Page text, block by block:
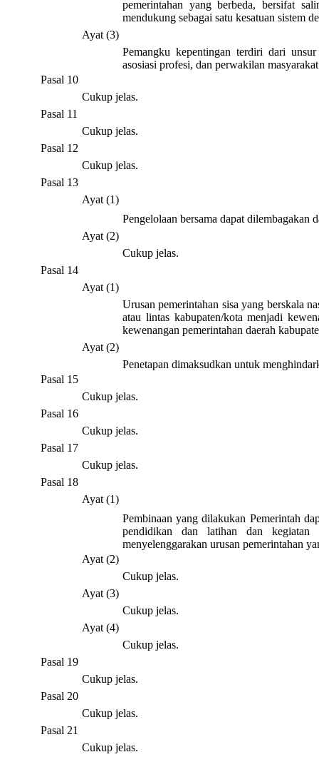
pemerintahan yang berbeda, bersifat
mendukung sebagai satu kesatuan sistem
Ayat (3)
Pemangku kepentingan terdiri dari
asosiasi profesi, dan perwakilan
Pasal 10
Cukup jelas.
Pasal 11
Cukup jelas.
Pasal 12
Cukup jelas.
Pasal 13
Ayat (1)
Pengelolaan bersama dapat dilembagakan
Ayat (2)
Cukup jelas.
Pasal 14
Ayat (1)
Urusan pemerintahan sisa yang berskala
atau lintas kabupaten/kota menjadi
kewenangan pemerintahan daerah
Ayat (2)
Penetapan dimaksudkan untuk
Pasal 15
Cukup jelas.
Pasal 16
Cukup jelas.
Pasal 17
Cukup jelas.
Pasal 18
Ayat (1)
Pembinaan yang dilakukan Pemerintah
pendidikan dan latihan dan kegiatan
menyelenggarakan urusan pemerintahan
Ayat (2)
Cukup jelas.
Ayat (3)
Cukup jelas.
Ayat (4)
Cukup jelas.
Pasal 19
Cukup jelas.
Pasal 20
Cukup jelas.
Pasal 21
Cukup jelas.